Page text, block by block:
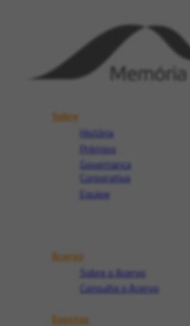
Sobre
História
Prêmios
Governança
Corporativa
Equipe
Acervo
Sobre o Acervo
Consulte o Acervo
Eventos